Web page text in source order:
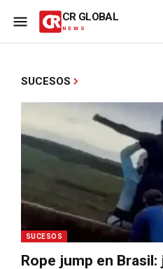
CR GLOBAL
NEWS
SUCESOS
SUCESOS
Rope jump en